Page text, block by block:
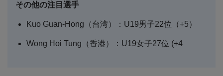
その他の注目選手
Kuo Guan-Hong（台湾）：U19男子22位（+5）
Wong Hoi Tung（香港）：U19女子27位 (+4